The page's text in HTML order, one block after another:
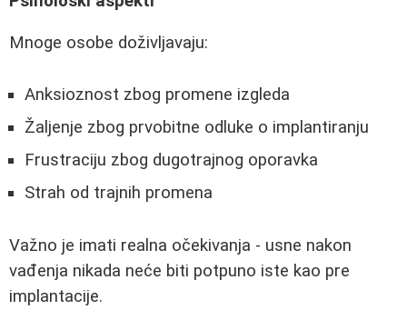
Mnoge osobe doživljavaju:
Anksioznost zbog promene izgleda
Žaljenje zbog prvobitne odluke o implantiranju
Frustraciju zbog dugotrajnog oporavka
Strah od trajnih promena
Važno je imati realna očekivanja - usne nakon
vađenja nikada neće biti potpuno iste kao pre
implantacije.